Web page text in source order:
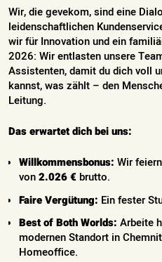
Wir, die gevekom, sind eine
leidenschaftlichen
wir für Innovation und ein
2026: Wir entlasten unsere
Assistenten, damit du dich voll
kannst, was zählt – den
Leitung.
Das erwartet dich bei uns:
Willkommensbonus: Wir
von2.026 €brutto.
Faire Vergütung: Ein fester
Best of Both Worlds: Arbeite
modernen Standort in
Homeoffice.